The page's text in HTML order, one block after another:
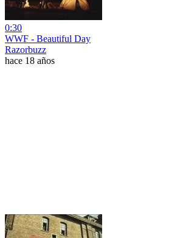
0:30
WWF - Beautiful Day
Razorbuzz
hace 18 años